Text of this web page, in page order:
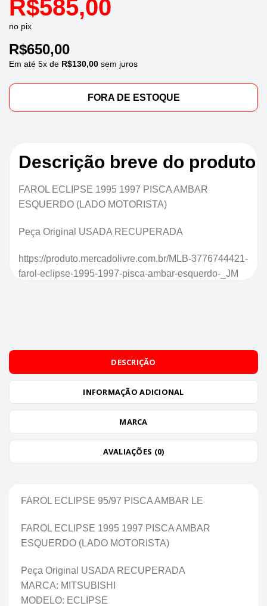
R$585,00
no pix
R$650,00
Em até 5x de R$130,00 sem juros
FORA DE ESTOQUE
Descrição breve do produto
FAROL ECLIPSE 1995 1997 PISCA AMBAR
ESQUERDO (LADO MOTORISTA)
Peça Original USADA RECUPERADA
https://produto.mercadolivre.com.br/MLB-3776744421-
farol-eclipse-1995-1997-pisca-ambar-esquerdo-_JM
DESCRIÇÃO
INFORMAÇÃO ADICIONAL
MARCA
AVALIAÇÕES (0)
FAROL ECLIPSE 95/97 PISCA AMBAR LE
FAROL ECLIPSE 1995 1997 PISCA AMBAR
ESQUERDO (LADO MOTORISTA)
Peça Original USADA RECUPERADA
MARCA: MITSUBISHI
MODELO: ECLIPSE